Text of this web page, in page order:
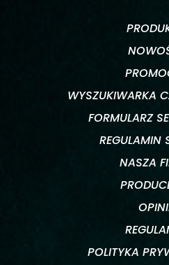
WYSZUKIWARKA
FORMULARZ
REGULAMIN
NASZA
POLITYKA